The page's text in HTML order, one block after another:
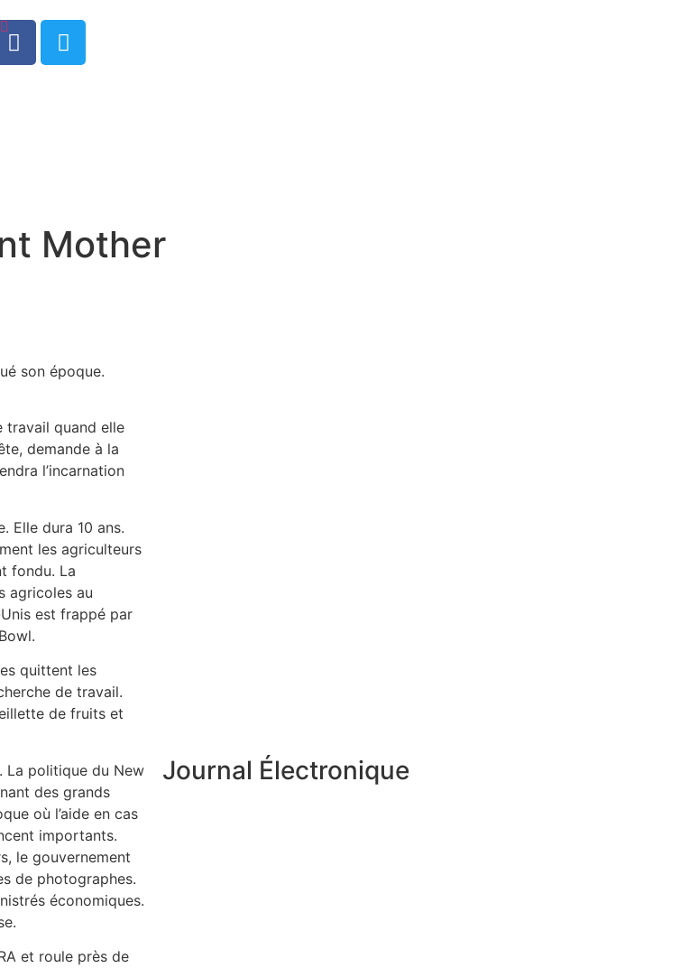
0
Mother
son époque.
travail quand elle
demande à la
l’incarnation
Elle dura 10 ans.
les agriculteurs
fondu. La
agricoles au
est frappé par
quittent les
de travail.
de fruits et
La politique du New
des grands
où l’aide en cas
importants.
le gouvernement
de photographes.
économiques.
et roule près de
Journal Électronique